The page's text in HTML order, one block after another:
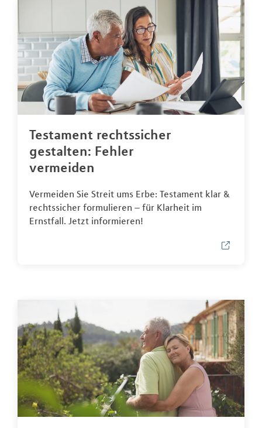
Testament rechtssicher
gestalten: Fehler
vermeiden
Vermeiden Sie Streit ums Erbe: Testament klar &
rechtssicher formulieren – für Klarheit im
Ernstfall. Jetzt informieren!